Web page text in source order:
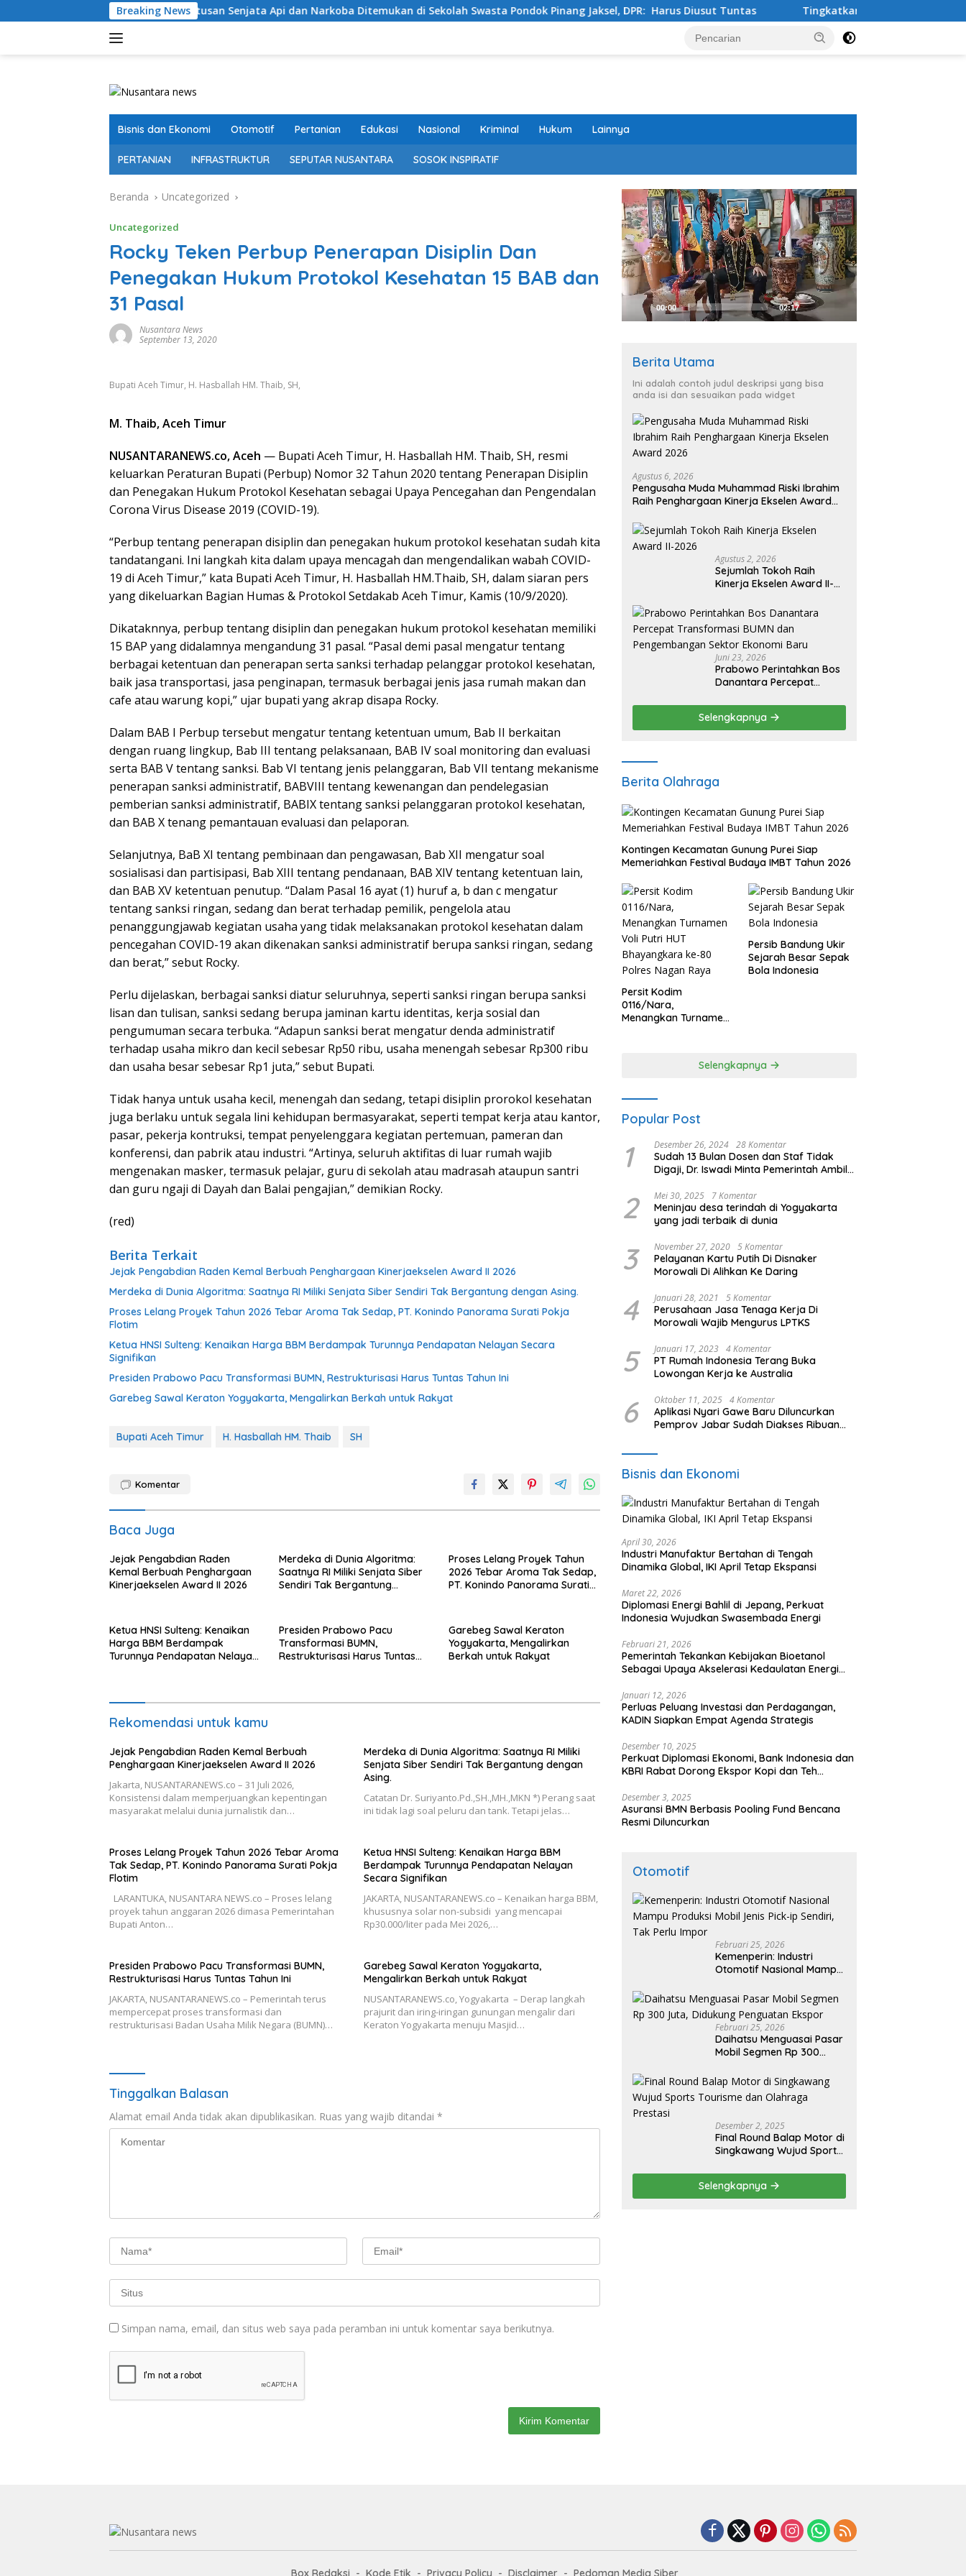
ke
Breaking News
Ratusan Senjata Api dan Narkoba Ditemukan di Sekolah Swasta Pondok Pinang Jaksel, DPR: Harus Diusut Tuntas Tingkatkan Kualitas Pendidikan , PT IMIP dan
Bisnis dan Ekonomi Otomotif Pertanian Edukasi Nasional Kriminal Hukum Lainnya
PERTANIAN INFRASTRUKTUR SEPUTAR NUSANTARA SOSOK INSPIRATIF
Beranda Uncategorized
Uncategorized
Rocky Teken Perbup Penerapan Disiplin Dan
Penegakan Hukum Protokol Kesehatan 15 BAB dan
31 Pasal
Nusantara News
September 13, 2020
Bupati Aceh Timur, H. Hasballah HM. Thaib, SH,
M. Thaib, Aceh Timur
NUSANTARANEWS.co, Aceh — Bupati Aceh Timur, H. Hasballah HM. Thaib, SH, resmi
keluarkan Peraturan Bupati (Perbup) Nomor 32 Tahun 2020 tentang Penerapan Disiplin
dan Penegakan Hukum Protokol Kesehatan sebagai Upaya Pencegahan dan Pengendalan
Corona Virus Disease 2019 (COVID-19).
“Perbup tentang penerapan disiplin dan penegakan hukum protokol kesehatan sudah kita
tandatangani. Ini langkah kita dalam upaya mencagah dan mengendalikan wabah COVID-
19 di Aceh Timur,” kata Bupati Aceh Timur, H. Hasballah HM.Thaib, SH, dalam siaran pers
yang dikeluarkan Bagian Humas & Protokol Setdakab Aceh Timur, Kamis (10/9/2020).
Dikataknnya, perbup tentang disiplin dan penegakan hukum protokol kesehatan memiliki
15 BAP yang didalamnya mengandung 31 pasal. “Pasal demi pasal mengatur tentang
berbagai ketentuan dan penerapan serta sanksi terhadap pelanggar protokol kesehatan,
baik jasa transportasi, jasa penginapan, termasuk berbagai jenis jasa rumah makan dan
cafe atau warung kopi,” ujar bupati yang akrap disapa Rocky.
Dalam BAB I Perbup tersebut mengatur tentang ketentuan umum, Bab II berkaitan
dengan ruang lingkup, Bab III tentang pelaksanaan, BAB IV soal monitoring dan evaluasi
serta BAB V tentang sanksi. Bab VI tentang jenis pelanggaran, Bab VII tentang mekanisme
penerapan sanksi administratif, BABVIII tentang kewenangan dan pendelegasian
pemberian sanksi administratif, BABIX tentang sanksi pelanggaran protokol kesehatan,
dan BAB X tenang pemantauan evaluasi dan pelaporan.
Selanjutnya, BaB XI tentang pembinaan dan pengawasan, Bab XII mengatur soal
sosialisasi dan partisipasi, Bab XIII tentang pendanaan, BAB XIV tentang ketentuan lain,
dan BAB XV ketentuan penutup. “Dalam Pasal 16 ayat (1) huruf a, b dan c mengatur
tentang sanksi ringan, sedang dan berat terhadap pemilik, pengelola atau
penanggungjawab kegiatan usaha yang tidak melaksanakan protokol kesehatan dalam
pencegahan COVID-19 akan dikenakan sanksi administratif berupa sanksi ringan, sedang
dan berat,” sebut Rocky.
Perlu dijelaskan, berbagai sanksi diatur seluruhnya, seperti sanksi ringan berupa sanksi
lisan dan tulisan, sanksi sedang berupa jaminan kartu identitas, kerja sosial dan
pengumuman secara terbuka. “Adapun sanksi berat mengatur denda administratif
terhadap usaha mikro dan kecil sebesar Rp50 ribu, usaha menengah sebesar Rp300 ribu
dan usaha besar sebesar Rp1 juta,” sebut Bupati.
Tidak hanya untuk usaha kecil, menengah dan sedang, tetapi disiplin prorokol kesehatan
juga berlaku untuk segala lini kehidupan bermasyarakat, seperti tempat kerja atau kantor,
pasar, pekerja kontruksi, tempat penyelenggara kegiatan pertemuan, pameran dan
konferensi, dan pabrik atau industri. “Artinya, seluruh aktifitas di luar rumah wajib
mengenakan masker, termasuk pelajar, guru di sekolah atau madrasah ataupun santri
dan guru ngaji di Dayah dan Balai pengajian,” demikian Rocky.
(red)
Berita Terkait
Jejak Pengabdian Raden Kemal Berbuah Penghargaan Kinerjaekselen Award II 2026
Merdeka di Dunia Algoritma: Saatnya RI Miliki Senjata Siber Sendiri Tak Bergantung dengan Asing.
Proses Lelang Proyek Tahun 2026 Tebar Aroma Tak Sedap, PT. Konindo Panorama Surati Pokja
Flotim
Ketua HNSI Sulteng: Kenaikan Harga BBM Berdampak Turunnya Pendapatan Nelayan Secara
Signifikan
Presiden Prabowo Pacu Transformasi BUMN, Restrukturisasi Harus Tuntas Tahun Ini
Garebeg Sawal Keraton Yogyakarta, Mengalirkan Berkah untuk Rakyat
Bupati Aceh Timur H. Hasballah HM. Thaib SH
Komentar
Baca Juga
Jejak Pengabdian Raden
Kemal Berbuah Penghargaan
Kinerjaekselen Award II 2026
Merdeka di Dunia Algoritma:
Saatnya RI Miliki Senjata Siber
Sendiri Tak Bergantung
Proses Lelang Proyek Tahun
2026 Tebar Aroma Tak Sedap,
PT. Konindo Panorama Surati
Ketua HNSI Sulteng: Kenaikan
Harga BBM Berdampak
Turunnya Pendapatan Nelayan
Presiden Prabowo Pacu
Transformasi BUMN,
Restrukturisasi Harus Tuntas
Garebeg Sawal Keraton
Yogyakarta, Mengalirkan
Berkah untuk Rakyat
Rekomendasi untuk kamu
Jejak Pengabdian Raden Kemal Berbuah
Penghargaan Kinerjaekselen Award II 2026
Jakarta, NUSANTARANEWS.co – 31 Juli 2026,
Konsistensi dalam memperjuangkan kepentingan
masyarakat melalui dunia jurnalistik dan…
Merdeka di Dunia Algoritma: Saatnya RI Miliki
Senjata Siber Sendiri Tak Bergantung dengan
Asing.
Catatan Dr. Suriyanto.Pd.,SH.,MH.,MKN *) Perang saat
ini tidak lagi soal peluru dan tank. Tetapi jelas…
Proses Lelang Proyek Tahun 2026 Tebar Aroma
Tak Sedap, PT. Konindo Panorama Surati Pokja
Flotim
LARANTUKA, NUSANTARA NEWS.co – Proses lelang
proyek tahun anggaran 2026 dimasa Pemerintahan
Bupati Anton…
Ketua HNSI Sulteng: Kenaikan Harga BBM
Berdampak Turunnya Pendapatan Nelayan
Secara Signifikan
JAKARTA, NUSANTARANEWS.co – Kenaikan harga BBM,
khususnya solar non-subsidi yang mencapai
Rp30.000/liter pada Mei 2026,…
Presiden Prabowo Pacu Transformasi BUMN,
Restrukturisasi Harus Tuntas Tahun Ini
JAKARTA, NUSANTARANEWS.co – Pemerintah terus
mempercepat proses transformasi dan
restrukturisasi Badan Usaha Milik Negara (BUMN)…
Garebeg Sawal Keraton Yogyakarta,
Mengalirkan Berkah untuk Rakyat
NUSANTARANEWS.co, Yogyakarta – Derap langkah
prajurit dan iring-iringan gunungan mengalir dari
Keraton Yogyakarta menuju Masjid…
Tinggalkan Balasan
Alamat email Anda tidak akan dipublikasikan. Ruas yang wajib ditandai *
Simpan nama, email, dan situs web saya pada peramban ini untuk komentar saya berikutnya.
Pemutar
Video
00:00 02:17
Berita Utama
Ini adalah contoh judul deskripsi yang bisa
anda isi dan sesuaikan pada widget
Agustus 6, 2026
Pengusaha Muda Muhammad Riski Ibrahim
Raih Penghargaan Kinerja Ekselen Award
Agustus 2, 2026
Sejumlah Tokoh Raih
Kinerja Ekselen Award II-
Juni 23, 2026
Prabowo Perintahkan Bos
Danantara Percepat
Pengembangan Sektor
Ekonomi Baru
Selengkapnya
Berita Olahraga
Kontingen Kecamatan Gunung Purei Siap
Memeriahkan Festival Budaya IMBT Tahun 2026
Persit Kodim
0116/Nara,
Menangkan Turnamen
Persib Bandung Ukir
Sejarah Besar Sepak
Bola Indonesia
Selengkapnya
Popular Post
1 Desember 26, 2024 28 Komentar
Sudah 13 Bulan Dosen dan Staf Tidak
Digaji, Dr. Iswadi Minta Pemerintah Ambil
2 Mei 30, 2025 7 Komentar
Meninjau desa terindah di Yogyakarta
yang jadi terbaik di dunia
3 November 27, 2020 5 Komentar
Pelayanan Kartu Putih Di Disnaker
Morowali Di Alihkan Ke Daring
4 Januari 28, 2021 5 Komentar
Perusahaan Jasa Tenaga Kerja Di
Morowali Wajib Mengurus LPTKS
5 Januari 17, 2023 4 Komentar
PT Rumah Indonesia Terang Buka
Lowongan Kerja ke Australia
6 Oktober 11, 2025 4 Komentar
Aplikasi Nyari Gawe Baru Diluncurkan
Pemprov Jabar Sudah Diakses Ribuan
Bisnis dan Ekonomi
April 30, 2026
Industri Manufaktur Bertahan di Tengah
Dinamika Global, IKI April Tetap Ekspansi
Maret 22, 2026
Diplomasi Energi Bahlil di Jepang, Perkuat
Indonesia Wujudkan Swasembada Energi
Februari 21, 2026
Pemerintah Tekankan Kebijakan Bioetanol
Sebagai Upaya Akselerasi Kedaulatan Energi
Januari 12, 2026
Perluas Peluang Investasi dan Perdagangan,
KADIN Siapkan Empat Agenda Strategis
Desember 10, 2025
Perkuat Diplomasi Ekonomi, Bank Indonesia dan
KBRI Rabat Dorong Ekspor Kopi dan Teh
Desember 3, 2025
Asuransi BMN Berbasis Pooling Fund Bencana
Resmi Diluncurkan
Otomotif
Februari 25, 2026
Kemenperin: Industri
Otomotif Nasional Mampu
ip Sendiri, Tak Perlu Impor
Februari 25, 2026
Daihatsu Menguasai Pasar
Mobil Segmen Rp 300
Ekspor
Desember 2, 2025
Final Round Balap Motor di
Singkawang Wujud Sports
Prestasi
Selengkapnya
Box Redaksi Kode Etik Privacy Policy Disclaimer Pedoman Media Siber